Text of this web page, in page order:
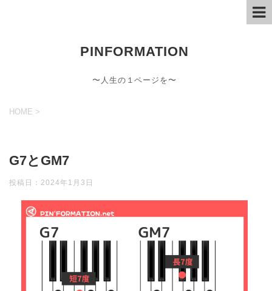
PINFORMATION
〜人生の１ページを〜
HOME >
G7とGM7
投稿日： 2024年1月3日